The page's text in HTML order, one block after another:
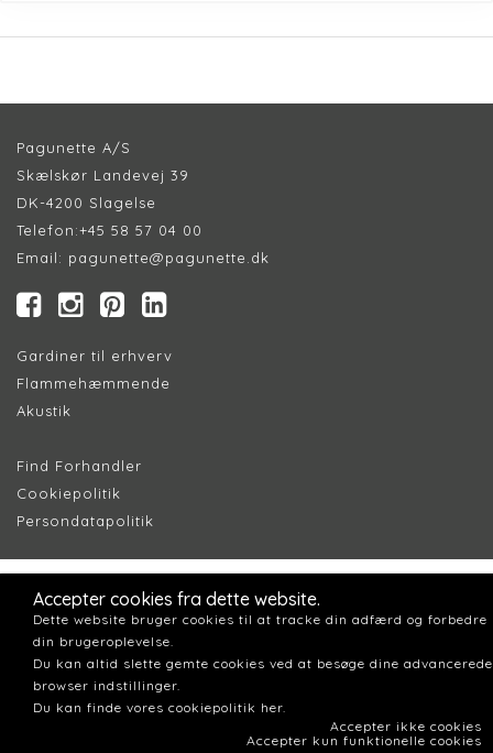
Pagunette A/S
Skælskør Landevej 39
DK-4200 Slagelse
Telefon:+45 58 57 04 00
Email: pagunette@pagunette.dk
Gardiner til erhverv
Flammehæmmende
Akustik
Find Forhandler
Cookiepolitik
Persondatapolitik
Accepter cookies fra dette website.
Dette website bruger cookies til at tracke din adfærd og forbedre
din brugeroplevelse.
Du kan altid slette gemte cookies ved at besøge dine advancerede
browser indstillinger.
Du kan finde vores cookiepolitik her.
Accepter ikke cookies
Accepter kun funktionelle cookies